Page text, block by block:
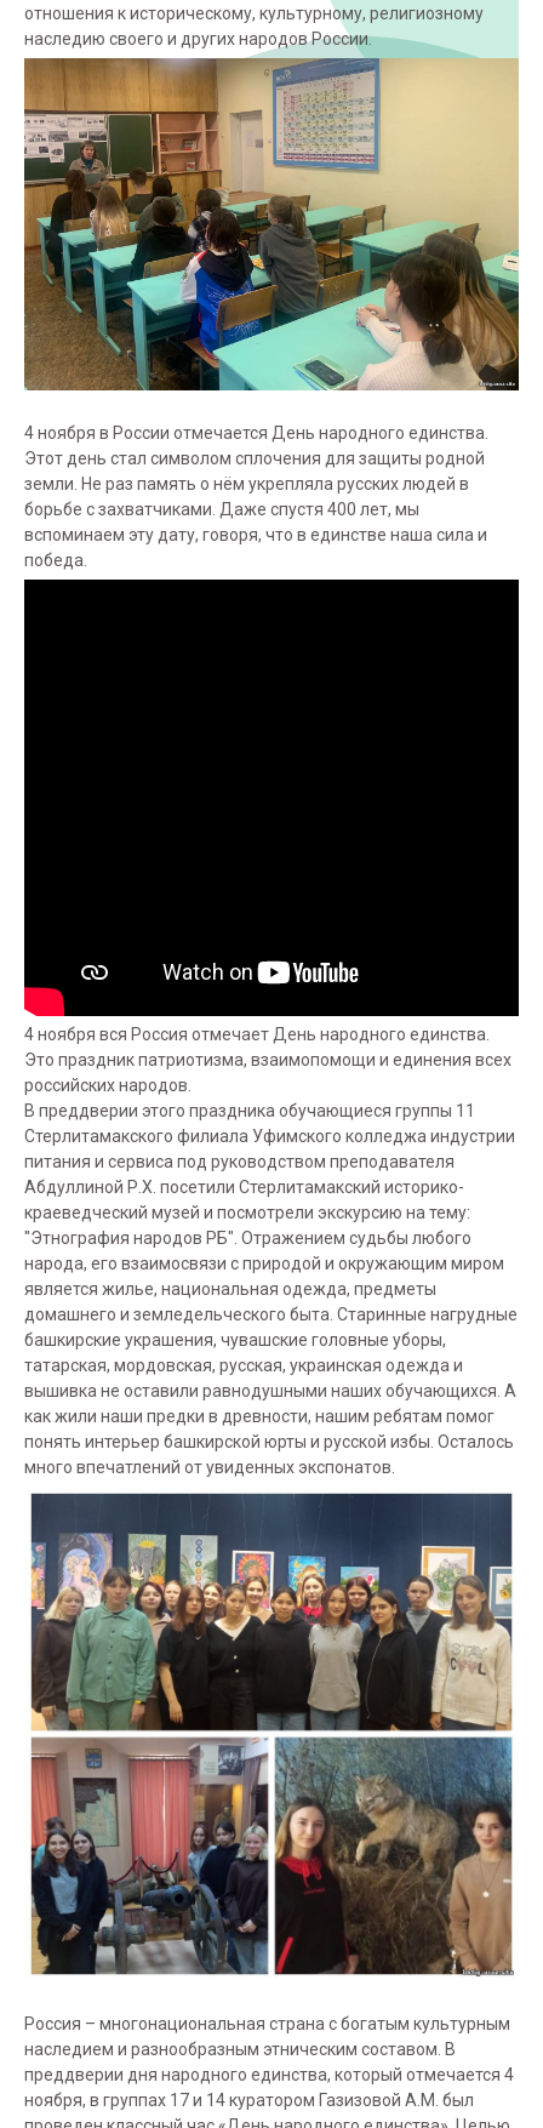
отношения к историческому, культурному, религиозному
наследию своего и других народов России.
4 ноября в России отмечается День народного единства.
Этот день стал символом сплочения для защиты родной
земли. Не раз память о нём укрепляла русских людей в
борьбе с захватчиками. Даже спустя 400 лет, мы
вспоминаем эту дату, говоря, что в единстве наша сила и
победа.
4 ноября вся Россия отмечает День народного единства.
Это праздник патриотизма, взаимопомощи и единения всех
российских народов.
В преддверии этого праздника обучающиеся группы 11
Стерлитамакского филиала Уфимского колледжа индустрии
питания и сервиса под руководством преподавателя
Абдуллиной Р.Х. посетили Стерлитамакский историко-
краеведческий музей и посмотрели экскурсию на тему:
"Этнография народов РБ". Отражением судьбы любого
народа, его взаимосвязи с природой и окружающим миром
является жилье, национальная одежда, предметы
домашнего и земледельческого быта. Старинные нагрудные
башкирские украшения, чувашские головные уборы,
татарская, мордовская, русская, украинская одежда и
вышивка не оставили равнодушными наших обучающихся. А
как жили наши предки в древности, нашим ребятам помог
понять интерьер башкирской юрты и русской избы. Осталось
много впечатлений от увиденных экспонатов.
Россия – многонациональная страна с богатым культурным
наследием и разнообразным этническим составом. В
преддверии дня народного единства, который отмечается 4
ноября, в группах 17 и 14 куратором Газизовой А.М. был